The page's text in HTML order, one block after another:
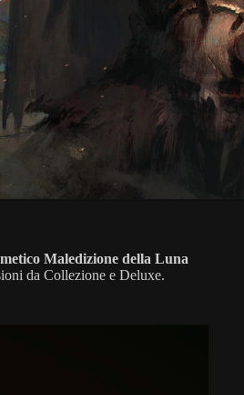
Maledizione della Luna
da Collezione e Deluxe.